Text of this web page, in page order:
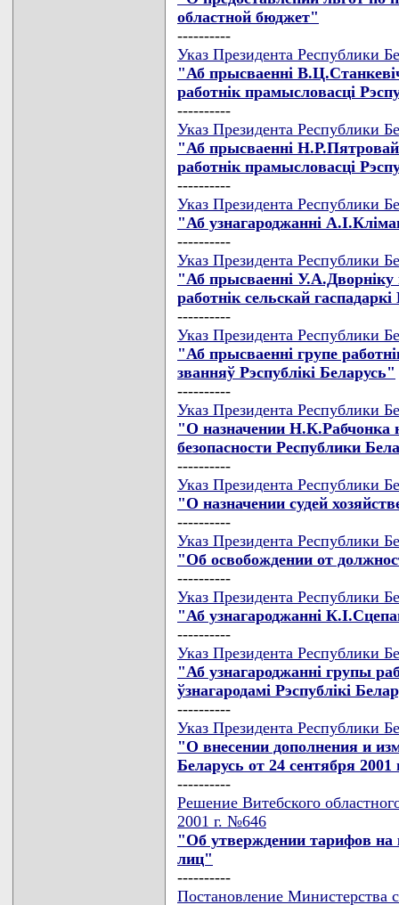
областной бюджет"
----------
Указ Президента Республики
"Аб прысваеннi
работнiк прамысловасцi
----------
Указ Президента Республики
"Аб прысваеннi
работнiк прамысловасцi
----------
Указ Президента Республики
"Аб узнагароджаннi
----------
Указ Президента Республики
"Аб прысваеннi У.А.Дворнiку
работнiк сельскай
----------
Указ Президента Республики
"Аб прысваеннi групе
званняў Рэспублiкi Беларусь"
----------
Указ Президента Республики
"О назначении Н.К.Рабчонка
безопасности Республики
----------
Указ Президента Республики
"О назначении судей
----------
Указ Президента Республики
"Об освобождении от
----------
Указ Президента Республики
"Аб узнагароджаннi
----------
Указ Президента Республики
"Аб узнагароджаннi групы
ўзнагародамi Рэспублiкi
----------
Указ Президента Республики
"О внесении дополнения и
Беларусь от 24 сентября 2001
----------
Решение Витебского
2001 г. №646
"Об утверждении тарифов на
лиц"
----------
Постановление Министерства